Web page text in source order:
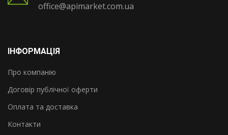
office@apimarket.com.ua
ІНФОРМАЦІЯ
Про компанію
Договір публічної оферти
Оплата та доставка
Контакти